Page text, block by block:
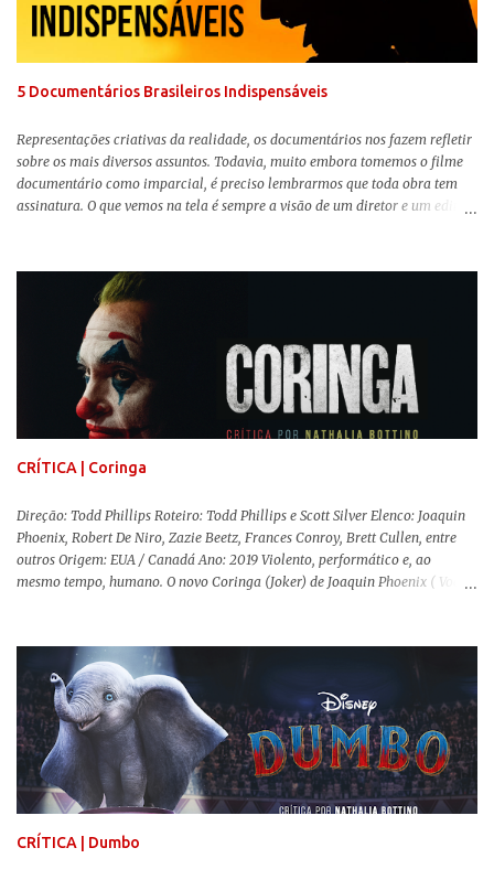
como a Barbie se encaixa no mundo moderno, desenvolvendo a
importância e o impacto, positivo ou negativo, da boneca na vida das
pessoas. Isso tudo com um sentimento de nostalgia multigeracional. Na
5 Documentários Brasileiros Indispensáveis
Representações criativas da realidade, os documentários nos fazem refletir
sobre os mais diversos assuntos. Todavia, muito embora tomemos o filme
documentário como imparcial, é preciso lembrarmos que toda obra tem
assinatura. O que vemos na tela é sempre a visão de um diretor e um editor
sempre importante levarmos em conta quem assina e qual a função social
da obra. O cinema brasileiro é celeiro de grandes documentaristas, muitos
deles mundialmente reconhecidos. Pensando na variedade de estilos e
estéticas de se fazer documentários, selecionei 5 produções tupiniquins do
gênero que, para mim, são indispensáveis: ▼ Cabra Marcado para Morrer
(1984) , de Eduardo Coutinho Em 1964, devido ao golpe militar, Eduardo
Coutinho (Edifício Master) teve que abandonar as filmagens do
documentário sobre o assassinato do líder camponês Joã...
CRÍTICA | Coringa
Direção: Todd Phillips Roteiro: Todd Phillips e Scott Silver Elenco: Joaquin
Phoenix, Robert De Niro, Zazie Beetz, Frances Conroy, Brett Cullen, entre
outros Origem: EUA / Canadá Ano: 2019 Violento, performático e, ao
mesmo tempo, humano. O novo Coringa (Joker) de Joaquin Phoenix ( Você
Comics . É importante ressaltar que este não é um filme de herói. E muito
menos de vilão. O longa de Todd Phillips (Se Beber, Não Case!) segue uma
trajetória profunda do reflexo da corrupção da sociedade na vida de um ser
humano, capaz de causar perturbação e desconforto do inicio ao fim da
projeção, e por mais um bom tempo após deixar o cinema. Trata-se de
uma obra difícil de ser "digerida", pois lida com temas sensíveis, como
abuso, doença mental, bullying e violência física. Todo esse turbilhão de
informações molda a mente d...
CRÍTICA | Dumbo